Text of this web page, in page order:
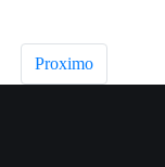
Proximo